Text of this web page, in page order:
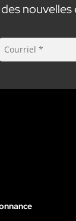
nouvelles